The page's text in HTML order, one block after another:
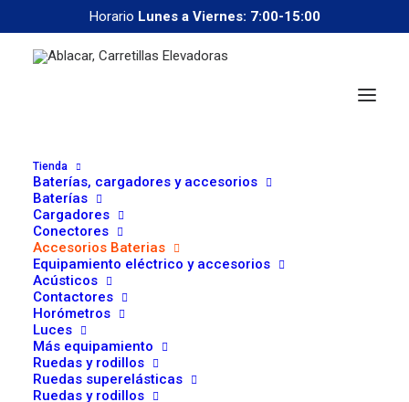
Horario Lunes a Viernes: 7:00-15:00
Tienda
Baterías, cargadores y accesorios
Baterías
Cargadores
Conectores
Accesorios Baterias
Equipamiento eléctrico y accesorios
Acústicos
Contactores
Horómetros
Luces
Más equipamiento
Ruedas y rodillos
Ruedas superelásticas
Ruedas y rodillos
91 672 91 11